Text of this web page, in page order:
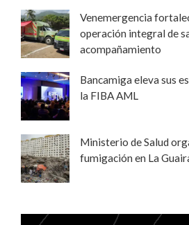
Venemergencia
operación integral de
acompañamiento
Bancamiga eleva sus
la FIBA AML
Ministerio de Salud
fumigación en La